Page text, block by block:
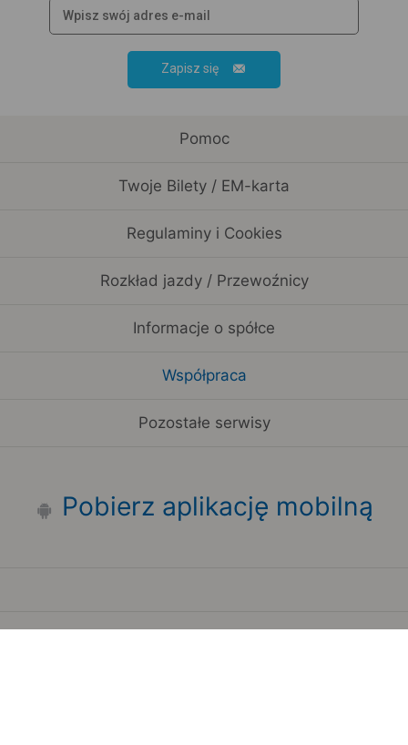
Zapisz się
Pomoc
Twoje Bilety / EM-karta
Regulaminy i Cookies
Rozkład jazdy / Przewoźnicy
Informacje o spółce
Współpraca
Pozostałe serwisy
Pobierz aplikację mobilną